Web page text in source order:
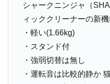
シャークニンジャ（
ィッククリーナーの新
・軽い(1.66kg)
・スタンド付
・強弱切替は無し
・運転音は比較的静か